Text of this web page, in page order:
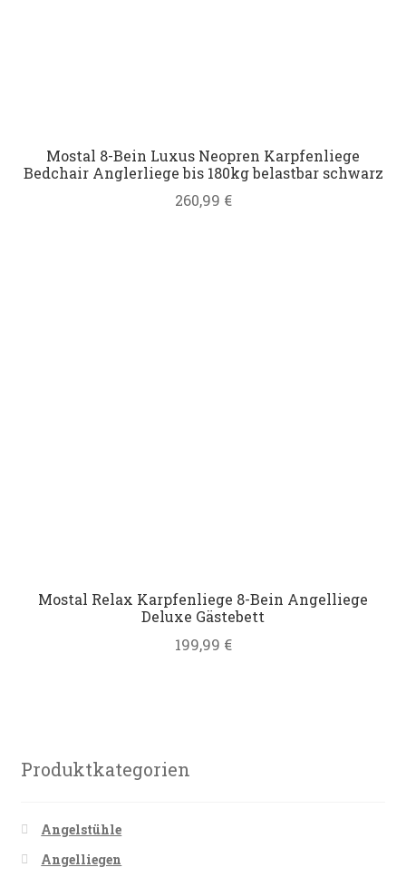
Mostal 8-Bein Luxus Neopren Karpfenliege
Bedchair Anglerliege bis 180kg belastbar schwarz
260,99 €
Mostal Relax Karpfenliege 8-Bein Angelliege
Deluxe Gästebett
199,99 €
Produktkategorien
Angelstühle
Angelliegen